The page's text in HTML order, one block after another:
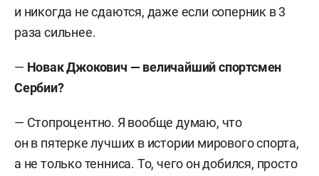
Главные достижения со сборной
бронзовый призер Олимпиады (2012), чемпион
мира (2018), бронзовый призер чемпионата мира
(2006), чемпион Европы (2011, 2017, 2019),
серебряный призер чемпионата Европы (2007,
2021).
и никогда не сдаются, даже если соперник в 3
раза сильнее.
— Новак Джокович — величайший спортсмен
Сербии?
— Стопроцентно. Я вообще думаю, что
он в пятерке лучших в истории мирового спорта,
а не только тенниса. То, чего он добился, просто